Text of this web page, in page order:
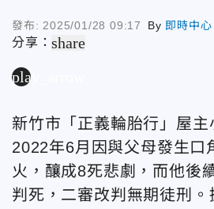
發布: 2025/01/28 09:17 By 即時中心
分享：share
play_arrow
新竹市「正義輪胎行」屋主
2022年6月因與父母發生口
火，釀成8死悲劇，而他後
判死，二審改判無期徒刑。